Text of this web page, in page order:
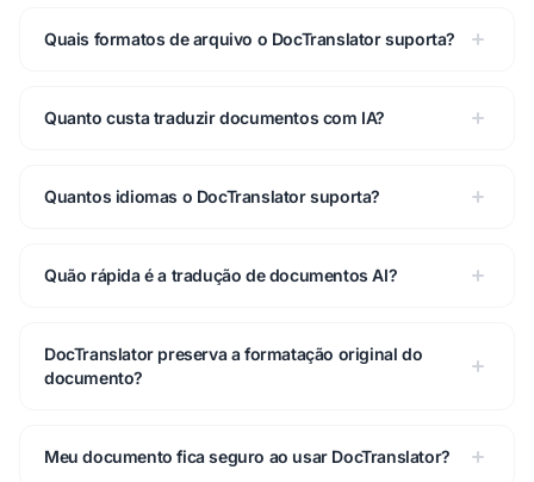
Quais formatos de arquivo o DocTranslator suporta?
Quanto custa traduzir documentos com IA?
Quantos idiomas o DocTranslator suporta?
Quão rápida é a tradução de documentos AI?
DocTranslator preserva a formatação original do
documento?
Meu documento fica seguro ao usar DocTranslator?